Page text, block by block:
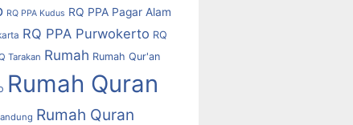
RQ PPA Kudus RQ PPA Pagar Alam
RQ PPA Purwokerto RQ
Tarakan Rumah Rumah Qur'an
Rumah Quran
Rumah Quran